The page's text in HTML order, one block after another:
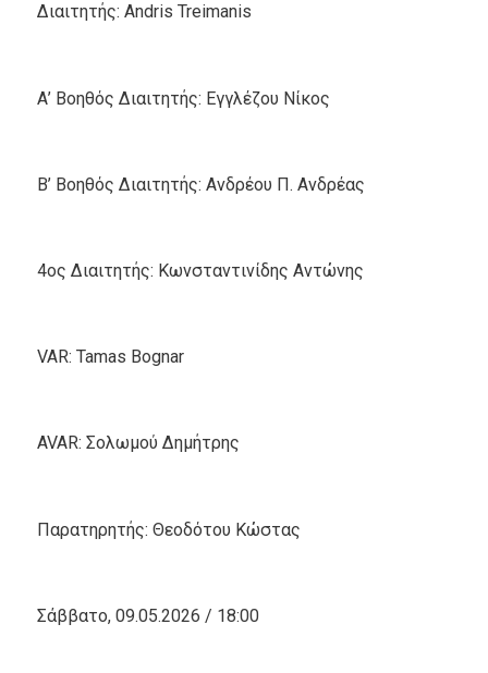
Διαιτητής: Andris Treimanis
Α’ Βοηθός Διαιτητής: Εγγλέζου Νίκος
Β’ Βοηθός Διαιτητής: Ανδρέου Π. Ανδρέας
4ος Διαιτητής: Κωνσταντινίδης Αντώνης
VAR: Tamas Bognar
AVAR: Σολωμού Δημήτρης
Παρατηρητής: Θεοδότου Κώστας
Σάββατο, 09.05.2026 / 18:00